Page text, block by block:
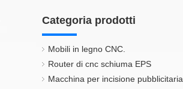
Categoria prodotti
Mobili in legno CNC.
Router di cnc schiuma EPS
Macchina per incisione pubblicitaria